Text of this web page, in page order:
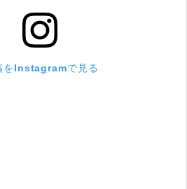
をInstagramで見る